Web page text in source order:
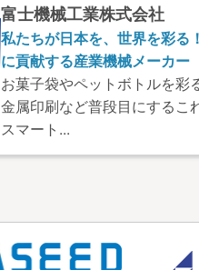
富士機械工業株式会社
私たちが日本を、世界を彩る
に貢献する産業機械メーカー
お菓子袋やペットボトルを彩
金属印刷など普段目にするこ
スマート...